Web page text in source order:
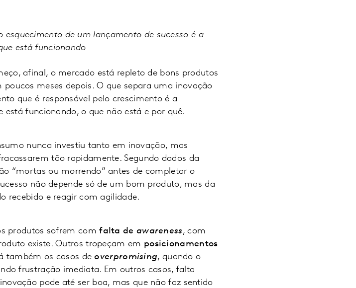
de um lançamento de sucesso é a
está funcionando
afinal, o mercado está repleto de bons produtos
meses depois. O que separa uma inovação
que é responsável pelo crescimento é a
está funcionando, o que não está e por quê.
nunca investiu tanto em inovação, mas
tão rapidamente. Segundo dados da
“mortas ou morrendo” antes de completar o
não depende só de um bom produto, mas da
recebido e reagir com agilidade.
produtos sofrem comfalta de awareness, com
existe. Outros tropeçam em posicionamentos
também os casos deoverpromising, quando o
frustração imediata. Em outros casos, falta
pode até ser boa, mas que não faz sentido